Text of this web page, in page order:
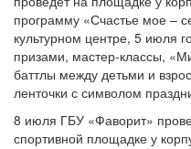
программу «Счастье мое –
культурном центре, 5 июля
призами, мастер-классы,
баттлы между детьми и
ленточки с символом
8 июля ГБУ «Фаворит»
спортивной площадке у